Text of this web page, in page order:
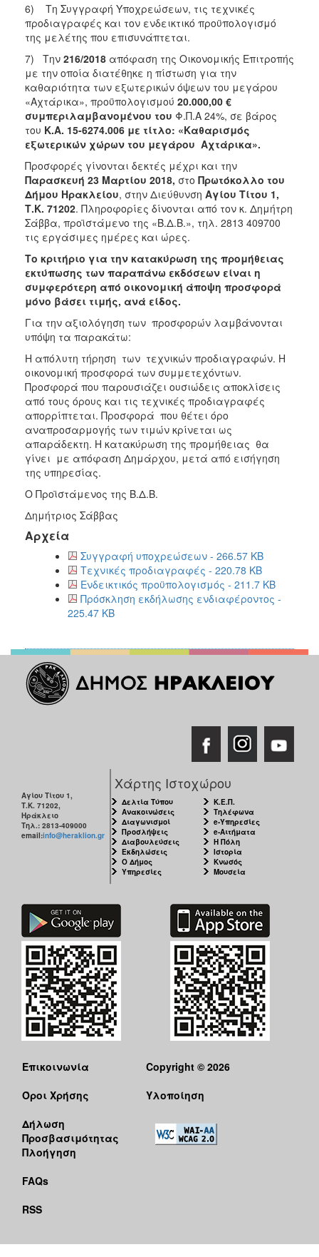
6) Τη Συγγραφή Υποχρεώσεων, τις τεχνικές
προδιαγραφές και τον ενδεικτικό προϋπολογισμό
της μελέτης που επισυνάπτεται.
7) Tην 216/2018 απόφαση της Οικονομικής Επιτροπής
με την οποία διατέθηκε η πίστωση για την
καθαριότητα των εξωτερικών όψεων του μεγάρου
«Αχτάρικα», προϋπολογισμού 20.000,00 €
συμπεριλαμβανομένου του Φ.Π.Α 24%, σε βάρος
του Κ.Α. 15-6274.006 με τίτλο: «Καθαρισμός
εξωτερικών χώρων του μεγάρου Αχτάρικα».
Προσφορές γίνονται δεκτές μέχρι και την
Παρασκευή 23 Μαρτίου 2018, στο Πρωτόκολλο του
Δήμου Ηρακλείου, στην Διεύθυνση Αγίου Τίτου 1,
Τ.Κ. 71202. Πληροφορίες δίνονται από τον κ. Δημήτρη
Σάββα, προϊστάμενο της «Β.Δ.Β.», τηλ. 2813 409700
τις εργάσιμες ημέρες και ώρες.
Το κριτήριο για την κατακύρωση της προμήθειας
εκτύπωσης των παραπάνω εκδόσεων είναι η
συμφερότερη από οικονομική άποψη προσφορά
μόνο βάσει τιμής, ανά είδος.
Για την αξιολόγηση των προσφορών λαμβάνονται
υπόψη τα παρακάτω:
Η απόλυτη τήρηση των τεχνικών προδιαγραφών. Η
οικονομική προσφορά των συμμετεχόντων.
Προσφορά που παρουσιάζει ουσιώδεις αποκλίσεις
από τους όρους και τις τεχνικές προδιαγραφές
απορρίπτεται. Προσφορά που θέτει όρο
αναπροσαρμογής των τιμών κρίνεται ως
απαράδεκτη. Η κατακύρωση της προμήθειας θα
γίνει με απόφαση Δημάρχου, μετά από εισήγηση
της υπηρεσίας.
Ο Προϊστάμενος της Β.Δ.Β.
Δημήτριος Σάββας
Αρχεία
Συγγραφή υποχρεώσεων - 266.57 KB
Τεχνικές προδιαγραφές - 220.78 KB
Ενδεικτικός προϋπολογισμός - 211.7 KB
Πρόσκληση εκδήλωσης ενδιαφέροντος -
225.47 KB
Αγίου Τίτου 1,
Τ.Κ. 71202,
Ηράκλειο
Τηλ.: 2813-409000
email:info@heraklion.gr
Χάρτης Ιστοχώρου
Δελτία Τύπου
Ανακοινώσεις
Διαγωνισμοί
Προσλήψεις
Διαβουλεύσεις
Εκδηλώσεις
Ο Δήμος
Υπηρεσίες
Κ.Ε.Π.
Τηλέφωνα
e-Υπηρεσίες
e-Αιτήματα
Η Πόλη
Ιστορία
Κνωσός
Μουσεία
Επικοινωνία
Όροι Χρήσης
Δήλωση
Προσβασιμότητας
Πλοήγηση
FAQs
RSS
Copyright © 2026
Υλοποίηση